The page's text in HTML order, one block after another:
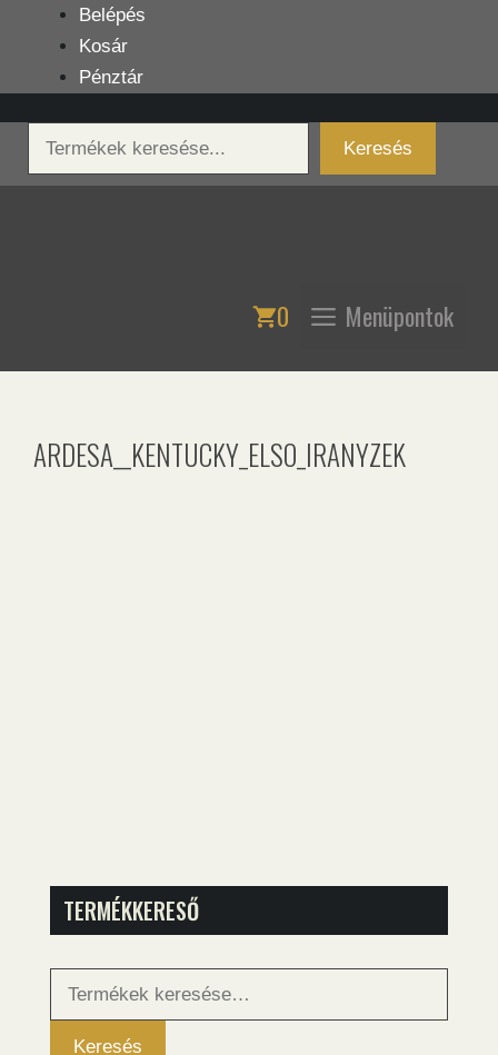
tartalomba
Belépés
Kosár
Pénztár
Keresés
Keresés
0 Menüpontok
ARDESA__KENTUCKY_ELSO_IRANYZEK
TERMÉKKERESŐ
Keresés
Keresés